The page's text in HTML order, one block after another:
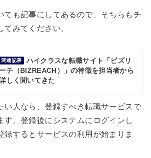
ても記事にしてあるので、そちらもチ
てみてください。
関連記事
ハイクラスな転職サイト「ビズリ
ーチ（BIZREACH）」の特徴を担当者から
しく聞いてきた
い人なら、登録すべき転職サービスで
す。登録後にシステムにログインし
録するとサービスの利用が始まりま